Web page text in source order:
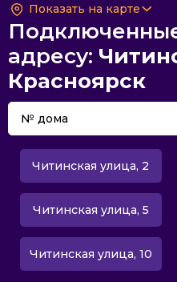
Показать на карте
адресу:
Красноярск
Читинская улица, 2
Читинская улица, 5
Читинская улица, 10